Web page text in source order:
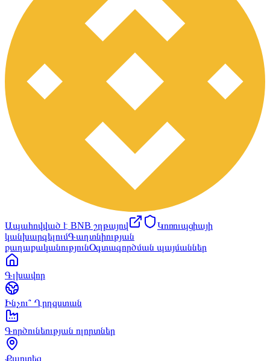
Ապահովված է BNB շղթայով
Կոռուպցիայի
կանխարգելումԳաղտնիության
քաղաքականությունՕգտագործման պայմաններ
Գլխավոր
Ինչու՞ Ղրղզստան
Գործունեության ոլորտներ
Քարտեզ